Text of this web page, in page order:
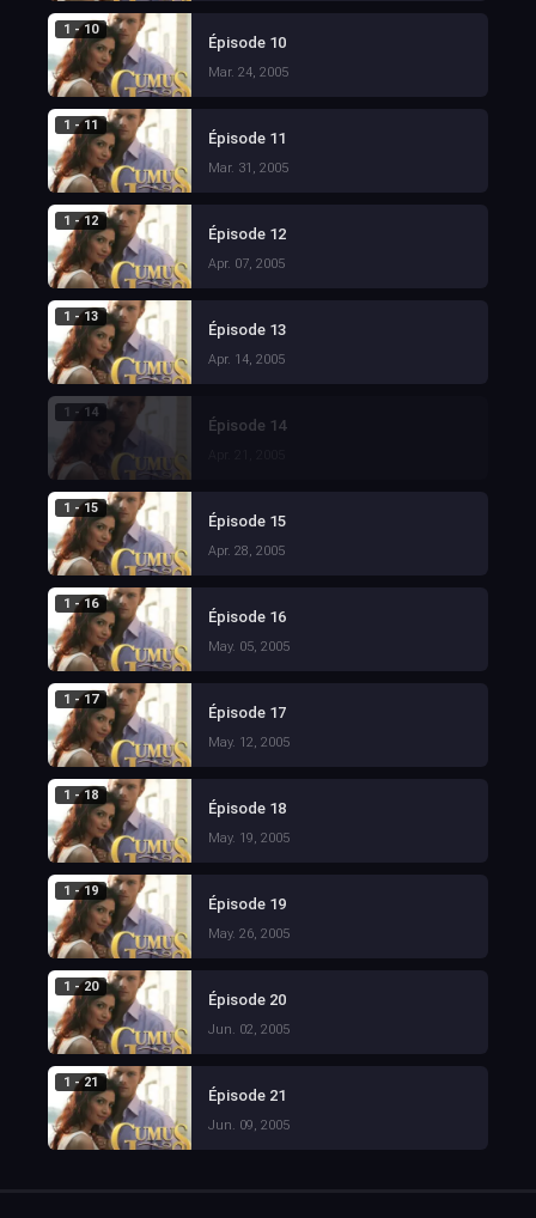
1 - 10
Épisode 10
Mar. 24, 2005
1 - 11
Épisode 11
Mar. 31, 2005
1 - 12
Épisode 12
Apr. 07, 2005
1 - 13
Épisode 13
Apr. 14, 2005
1 - 14
Épisode 14
1 - 15
Épisode 15
Apr. 28, 2005
1 - 16
Épisode 16
May. 05, 2005
1 - 17
Épisode 17
May. 12, 2005
1 - 18
Épisode 18
May. 19, 2005
1 - 19
Épisode 19
May. 26, 2005
1 - 20
Épisode 20
Jun. 02, 2005
1 - 21
Épisode 21
Jun. 09, 2005